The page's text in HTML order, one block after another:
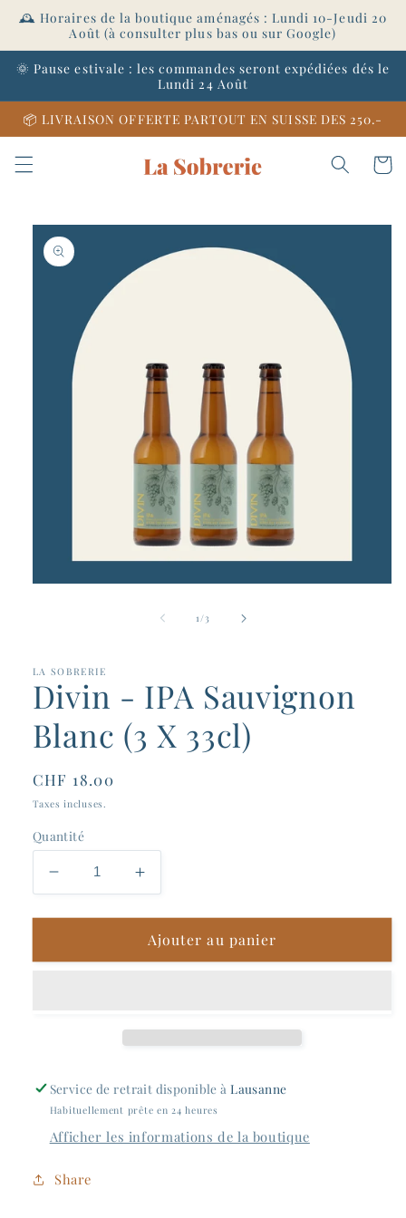
passer
contenu
🕰️ Horaires de la boutique aménagés : Lundi 10-Jeudi 20
Août (à consulter plus bas ou sur Google)
🌞 Pause estivale : les commandes seront expédiées dés le
Lundi 24 Août
📦 LIVRAISON OFFERTE PARTOUT EN SUISSE DES 250.-
Panier
Passer aux
informations
produits
fenêtre
modale
1 /de3
LA SOBRERIE
Divin - IPA Sauvignon
Blanc (3 X 33cl)
Prix
habituel
CHF 18.00
Taxes incluses.
Quantité
Réduire
la
quantité
Divin
33cl)
Augmenter
la
quantité
de
Divin
X
33cl)
Ajouter au panier
Service de retrait disponible àLausanne
Habituellement prête en 24 heures
Afficher les informations de la boutique
Share